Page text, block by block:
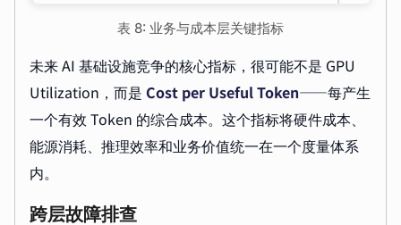
表 8: 业务与成本层关键指标
未来 AI 基础设施竞争的核心指标，很可能不是 GPU
Utilization，而是 Cost per Useful Token——每产生
一个有效 Token 的综合成本。这个指标将硬件成本、
能源消耗、推理效率和业务价值统一在一个度量体系
内。
跨层故障排查